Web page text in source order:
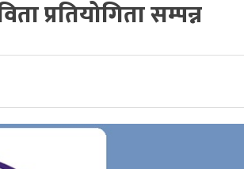
प्रतियोगिता सम्पन्न